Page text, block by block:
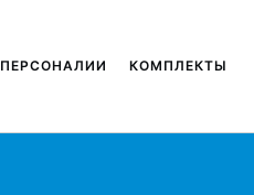
ПЕРСОНАЛИИ КОМПЛЕКТЫ